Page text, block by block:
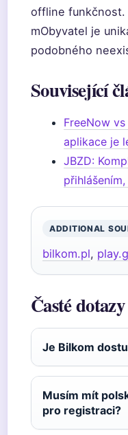
offline funkčnost.
mObyvatel je
podobného
Související
FreeNow
aplikace je
JBZD:
ADDITIONAL
bilkom.pl,
Časté
Je Bilkom
Musím mít
pro registraci?